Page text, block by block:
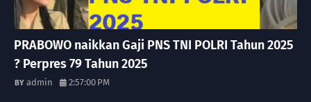
PRABOWO naikkan Gaji PNS TNI POLRI Tahun 2025
? Perpres 79 Tahun 2025
admin 2:57:00 PM